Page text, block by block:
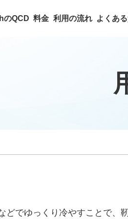
のQCD 料金 利用の流れ よくあ
どでゆっくり冷やすことで、